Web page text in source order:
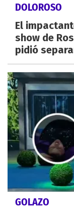
DOLOROSO
El
show de
pidió
GOLAZO